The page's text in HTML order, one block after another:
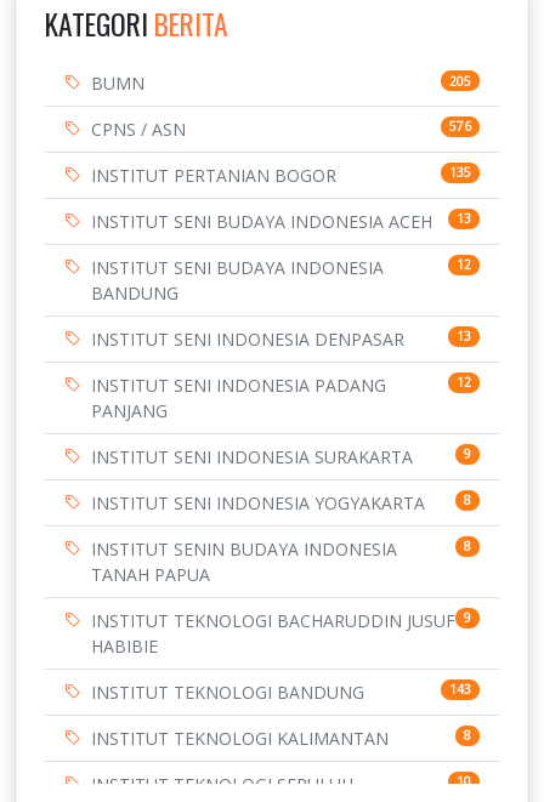
KATEGORI BERITA
BUMN 205
CPNS / ASN 576
INSTITUT PERTANIAN BOGOR 135
INSTITUT SENI BUDAYA INDONESIA ACEH 13
INSTITUT SENI BUDAYA INDONESIA
BANDUNG
12
INSTITUT SENI INDONESIA DENPASAR 13
INSTITUT SENI INDONESIA PADANG
PANJANG
12
INSTITUT SENI INDONESIA SURAKARTA 9
INSTITUT SENI INDONESIA YOGYAKARTA 8
INSTITUT SENIN BUDAYA INDONESIA
TANAH PAPUA
8
INSTITUT TEKNOLOGI BACHARUDDIN JUSUF
HABIBIE
9
INSTITUT TEKNOLOGI BANDUNG 143
INSTITUT TEKNOLOGI KALIMANTAN 8
INSTITUT TEKNOLOGI SEPULUH
10